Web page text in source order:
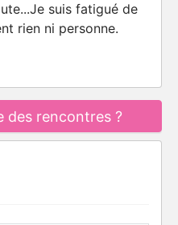
suis fatigué de
rien ni personne.
des rencontres ?